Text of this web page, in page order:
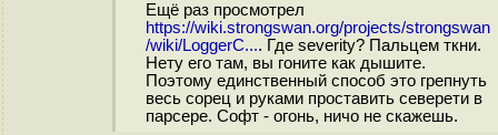
Ещё раз просмотрел
https://wiki.strongswan.org/projects/strongswan
/wiki/LoggerC.... Где severity? Пальцем ткни.
Нету его там, вы гоните как дышите.
Поэтому единственный способ это грепнуть
весь сорец и руками проставить северети в
парсере. Софт - огонь, ничо не скажешь.